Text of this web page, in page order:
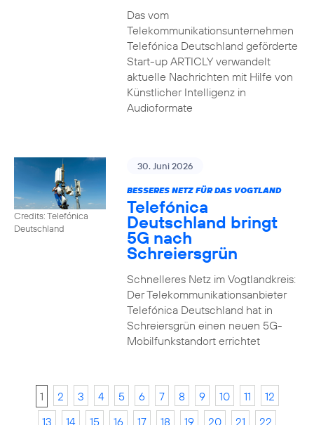
Das vom
Telekommunikationsunternehmen
Telefónica Deutschland geförderte
Start-up ARTICLY verwandelt
aktuelle Nachrichten mit Hilfe von
Künstlicher Intelligenz in
Audioformate
Credits: Telefónica
Deutschland
30. Juni 2026
BESSERES NETZ FÜR DAS VOGTLAND
Telefónica
Deutschland bringt
5G nach
Schreiersgrün
Schnelleres Netz im Vogtlandkreis:
Der Telekommunikationsanbieter
Telefónica Deutschland hat in
Schreiersgrün einen neuen 5G-
Mobilfunkstandort errichtet
1 2 3 4 5 6 7 8 9 10 11
12
13
14 15 16 17 18 19 20 21 22